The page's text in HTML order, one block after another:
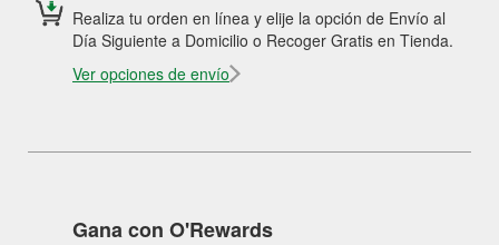
Realiza tu orden en línea y elije la opción de Envío al
Día Siguiente a Domicilio o Recoger Gratis en Tienda.
Ver opciones de envío
Gana con O'Rewards